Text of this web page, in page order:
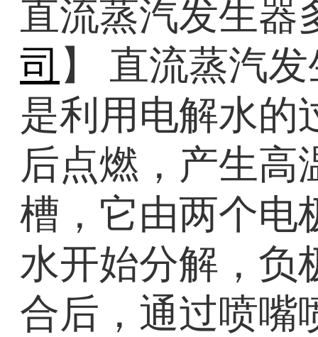
直流蒸汽发生器
司 】 直流蒸汽
是利用电解水的
后点燃，产生高
槽，它由两个电
水开始分解，负
合后，通过喷嘴